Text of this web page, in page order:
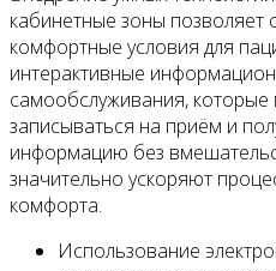
кабинетные зоны позволяет
комфортные условия для
интерактивные
самообслуживания,
записываться на приём и
информацию без
значительно ускоряют
комфорта.
Использование